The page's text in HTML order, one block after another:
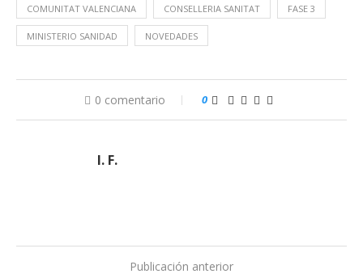
COMUNITAT VALENCIANA CONSELLERIA SANITAT FASE 3
MINISTERIO SANIDAD NOVEDADES
0 comentario 0
I. F.
Publicación anterior